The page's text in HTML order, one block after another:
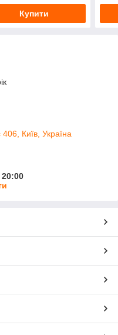
Купити
Київ, Україна